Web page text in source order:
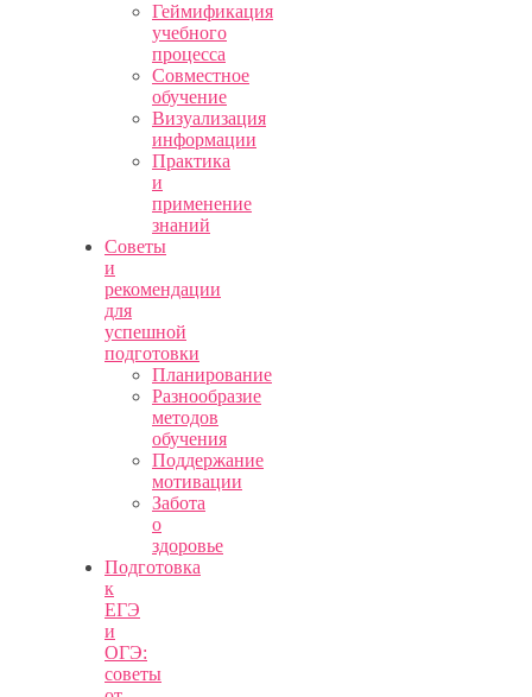
Геймификация
учебного
процесса
Совместное
обучение
Визуализация
информации
Практика
и
применение
знаний
Советы
и
рекомендации
для
успешной
подготовки
Планирование
Разнообразие
методов
обучения
Поддержание
мотивации
Забота
о
здоровье
Подготовка
к
ЕГЭ
и
ОГЭ:
советы